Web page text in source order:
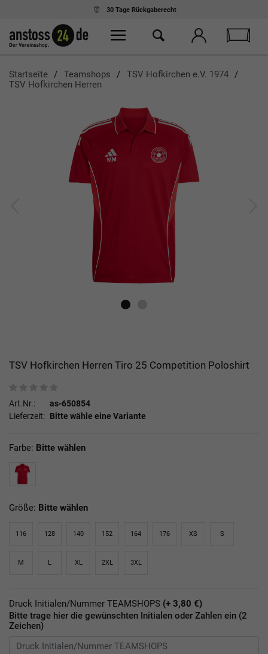
30 Tage Rückgaberecht
Startseite Teamshops
TSV Hofkirchen e.V. 1974
TSV Hofkirchen Herren
TSV Hofkirchen Herren Tiro 25 Competition Poloshirt
Art.Nr.:
as-650854
Lieferzeit: Bitte wähle eine Variante
Farbe: Bitte wählen
Größe: Bitte wählen
116 128 140 152 164 176 XS S
M L XL 2XL 3XL
Druck Initialen/Nummer TEAMSHOPS (+ 3,80 €)
Bitte trage hier die gewünschten Initialen oder Zahlen ein (2
Zeichen)